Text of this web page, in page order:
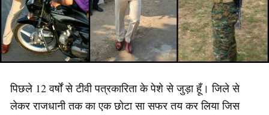
पिछले 12 वर्षों से टीवी पत्रकारिता के पेशे से जुड़ा हूँ। जिले से
लेकर राजधानी तक का एक छोटा सा सफर तय कर लिया जिस